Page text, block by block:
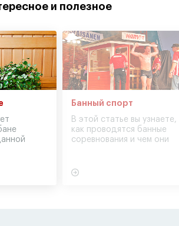
и полезное
Банный спорт
В этой статье вы узнаете,
как проводятся банные
соревнования и чем они